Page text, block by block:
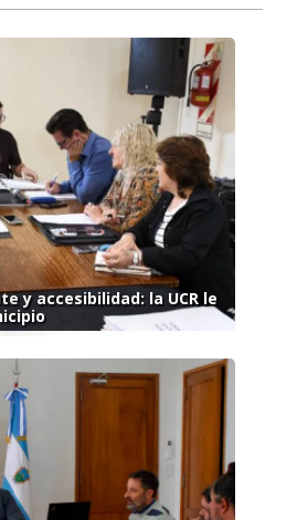
y accesibilidad: la UCR le